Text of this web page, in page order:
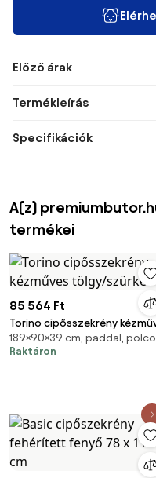
Előző árak
Termékleírás
Specifikációk
A(z)
termékei
85 564 Ft
Torino cipősszekrény
tölgy/szürke
189×90×39 cm, paddal,
Raktáron